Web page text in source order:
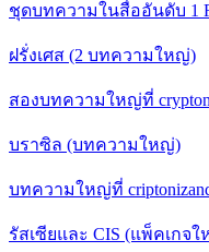
ชุดบทความในสื่ออันดับ 1
ฝรั่งเศส (2 บทความใหญ่)
สองบทความใหญ่ที่
บราซิล (บทความใหญ่)
บทความใหญ่ที่
รัสเซียและ CIS (แพ็คเกจ